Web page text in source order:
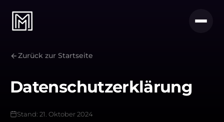
Zurück zur Startseite
Datenschutzerklärung
Stand: 21. Oktober 2024